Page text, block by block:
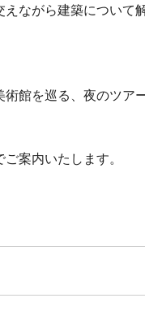
えながら建築について
術館を巡る、夜のツア
案内いたします。